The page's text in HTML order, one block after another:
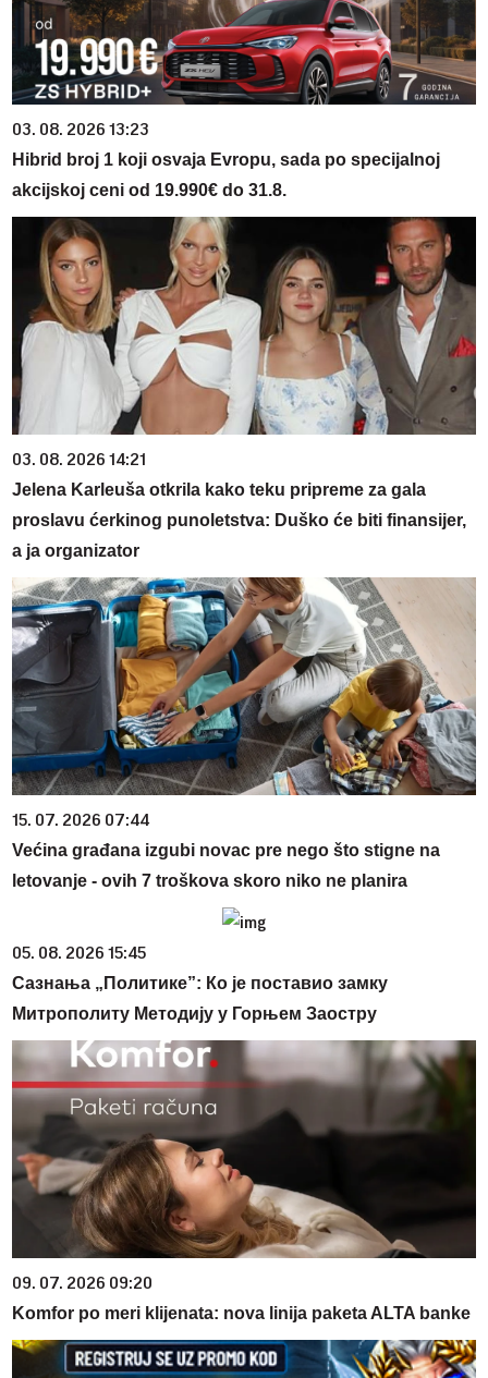
03. 08. 2026 13:23
Hibrid broj 1 koji osvaja Evropu, sada po specijalnoj
akcijskoj ceni od 19.990€ do 31.8.
03. 08. 2026 14:21
Jelena Karleuša otkrila kako teku pripreme za gala
proslavu ćerkinog punoletstva: Duško će biti finansijer,
a ja organizator
15. 07. 2026 07:44
Većina građana izgubi novac pre nego što stigne na
letovanje - ovih 7 troškova skoro niko ne planira
05. 08. 2026 15:45
Сазнања „Политике”: Ко је поставио замку
Митрополиту Методију у Горњем Заостру
09. 07. 2026 09:20
Komfor po meri klijenata: nova linija paketa ALTA banke